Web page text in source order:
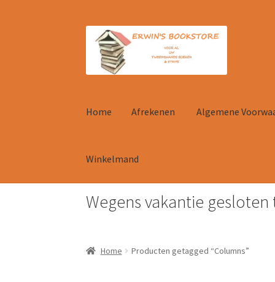
door
naar
navigatie
naar
inhoud
Home Afrekenen Algemene
Winkelmand
HomeAfrekenenAlgemene Voorwaarden
Wegens vakantie
Home Producten getagged “Columns”